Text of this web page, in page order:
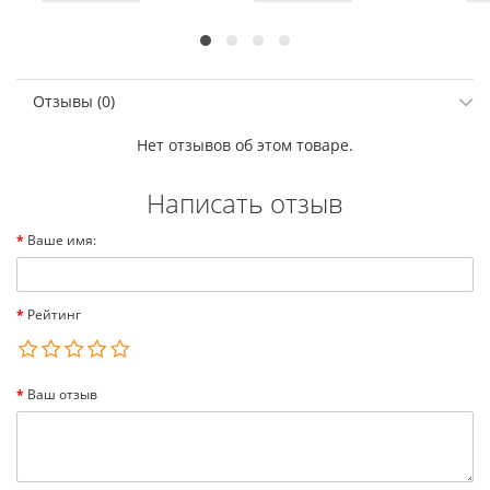
Отзывы (0)
Нет отзывов об этом товаре.
Написать отзыв
Ваше имя:
Рейтинг
Ваш отзыв